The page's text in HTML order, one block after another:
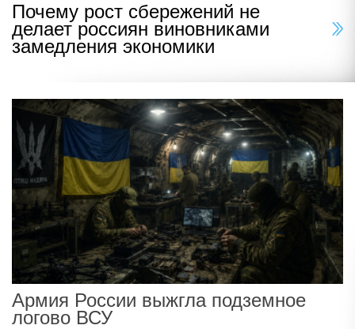
Почему рост сбережений не
делает россиян виновниками
замедления экономики
Армия России выжгла подземное
логово ВСУ